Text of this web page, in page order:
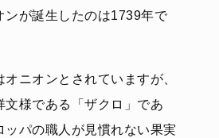
ンが誕生したのは1739年で
ニオンとされていますが、
文様である「ザクロ」であ
ッパの職人が見慣れない果実